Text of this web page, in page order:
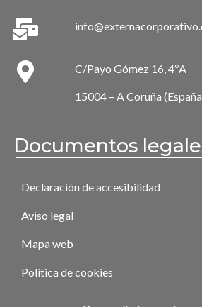
C/Payo Gómez 16, 4ºA
15004 – A Coruña
Documentos
Declaración de accesibilidad
Aviso legal
Mapa web
Política de cookies